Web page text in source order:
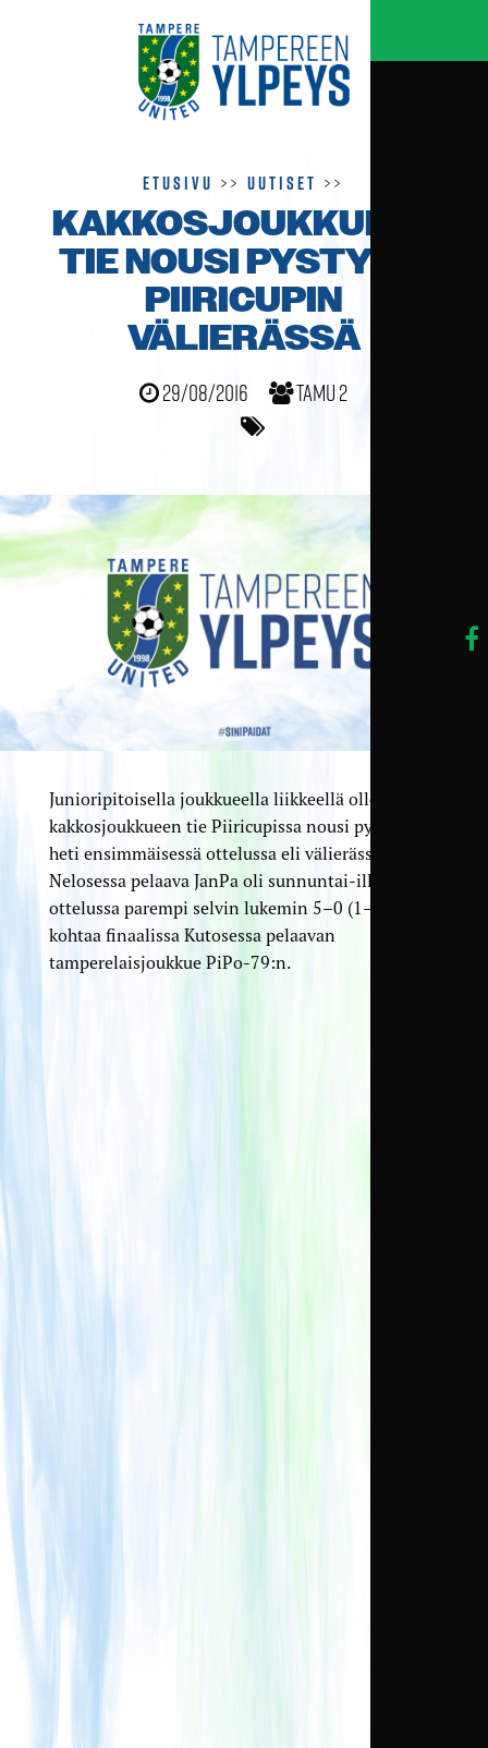
Etusivu >>Uutiset >>
KAKKOSJOUKKUEEN
TIE NOUSI PYSTYYN
PIIRICUPIN
VÄLIERÄSSÄ
29/08/2016 TamU 2
Junioripitoisella joukkueella liikkeellä olleen
kakkosjoukkueen tie Piiricupissa nousi pystyyn
heti ensimmäisessä ottelussa eli välierässä.
Nelosessa pelaava JanPa oli sunnuntai-illan
ottelussa parempi selvin lukemin 5–0 (1–0) ja
kohtaa finaalissa Kutosessa pelaavan
tamperelaisjoukkue PiPo-79:n.